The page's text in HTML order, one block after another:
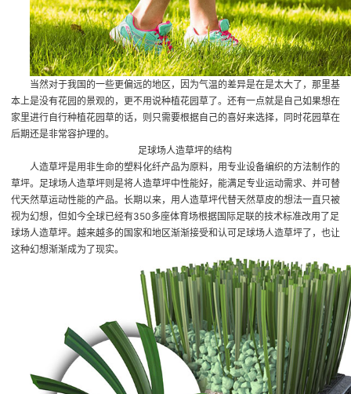
当然对于我国的一些更偏远的地区，因为气温的差异是在是太大了，那里基
本上是没有花园的景观的，更不用说种植花园草了。还有一点就是自己如果想在
家里进行自行种植花园草的话，则只需要根据自己的喜好来选择，同时花园草在
后期还是非常容护理的。
足球场人造草坪的结构
人造草坪是用非生命的塑料化纤产品为原料，用专业设备编织的方法制作的
草坪。足球场人造草坪则是将人造草坪中性能好，能满足专业运动需求、并可替
代天然草运动性能的产品。长期以来，用人造草坪代替天然草皮的想法一直只被
视为幻想，但如今全球已经有350多座体育场根据国际足联的技术标准改用了足
球场人造草坪。越来越多的国家和地区渐渐接受和认可足球场人造草坪了，也让
这种幻想渐渐成为了现实。